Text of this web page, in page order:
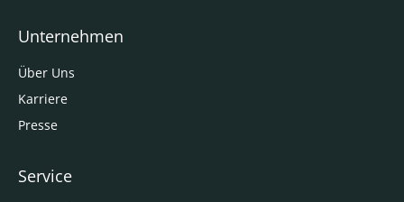
Unternehmen
Über Uns
Karriere
Presse
Service